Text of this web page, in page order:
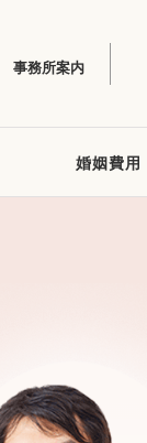
事務所案内
婚姻費用